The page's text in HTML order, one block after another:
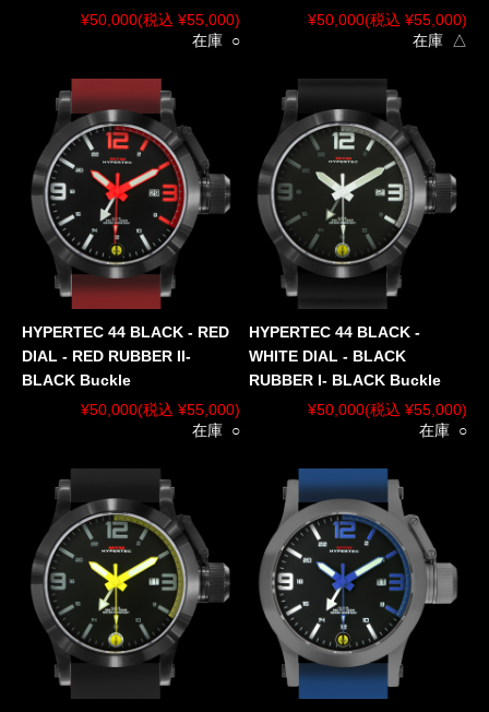
¥50,000(税込 ¥55,000)
在庫 ○
¥50,000(税込 ¥55,000)
在庫 △
HYPERTEC 44 BLACK - RED
DIAL - RED RUBBER II-
BLACK Buckle
¥50,000(税込 ¥55,000)
在庫 ○
HYPERTEC 44 BLACK -
WHITE DIAL - BLACK
RUBBER I- BLACK Buckle
¥50,000(税込 ¥55,000)
在庫 ○